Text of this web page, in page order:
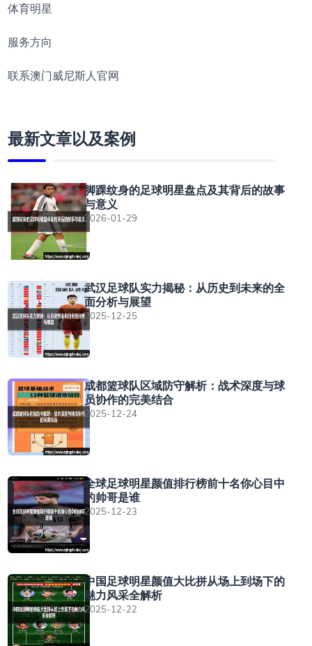
体育明星
服务方向
联系澳门威尼斯人官网
最新文章以及案例
脚踝纹身的足球明星盘点及其背后的故事
与意义
2026-01-29
武汉足球队实力揭秘：从历史到未来的全
面分析与展望
2025-12-25
成都篮球队区域防守解析：战术深度与球
员协作的完美结合
2025-12-24
全球足球明星颜值排行榜前十名你心目中
的帅哥是谁
2025-12-23
中国足球明星颜值大比拼从场上到场下的
魅力风采全解析
2025-12-22